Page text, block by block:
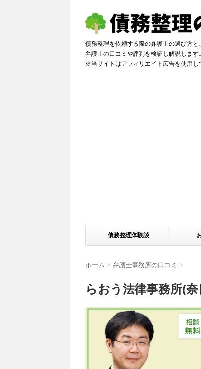
債務整理を依頼する際の弁護士の選び方と
弁護士の口コミや評判を検証し解
※当サイトはアフィリエイト広告を使用し
債務整理体験談
ホーム > 弁護士事務所の口コミ >
らおう法律事務所(